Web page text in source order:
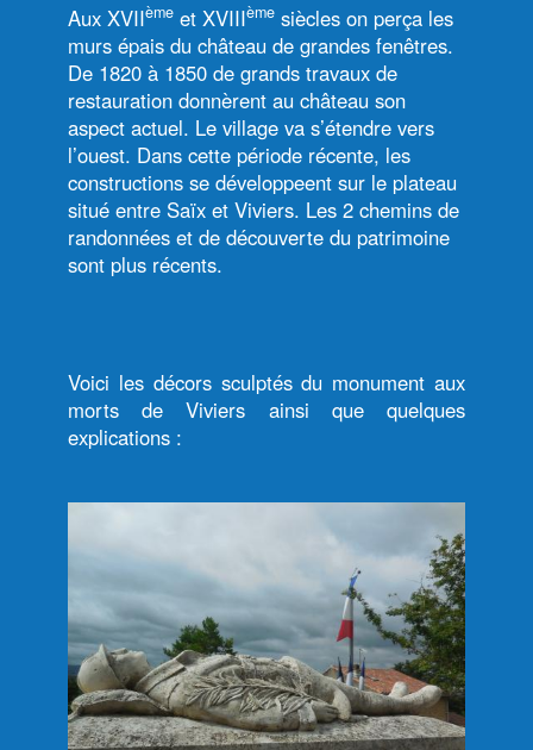
Aux XVIIèmeet XVIIIèmesiècles on perça les
murs épais du château de grandes fenêtres.
De 1820 à 1850 de grands travaux de
restauration donnèrent au château son
aspect actuel. Le village va s’étendre vers
l’ouest. Dans cette période récente, les
constructions se développeent sur le plateau
situé entre Saïx et Viviers. Les 2 chemins de
randonnées et de découverte du patrimoine
sont plus récents.
Voici les décors sculptés du monument aux
morts de Viviers ainsi que quelques
explications :